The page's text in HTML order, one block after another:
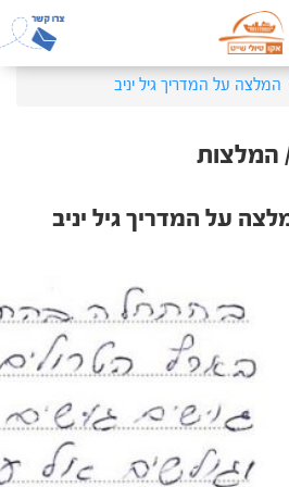
המלצה על המדריך גיל יניב
המלצות
על המדריך גיל יניב